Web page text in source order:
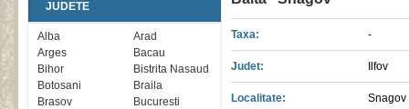
JUDETE
Alba
Arad
Arges
Bacau
Bihor
Bistrita Nasaud
Botosani
Braila
Brasov
Bucuresti
Taxa: -
Judet: Ilfov
Localitate: Snagov